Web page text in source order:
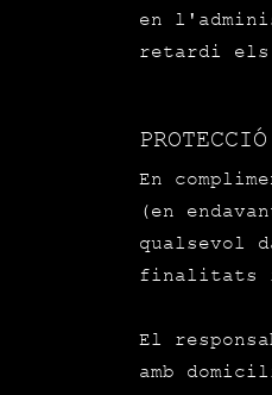
en
retardi els
En
(en
qualsevol
finalitats i
El
amb